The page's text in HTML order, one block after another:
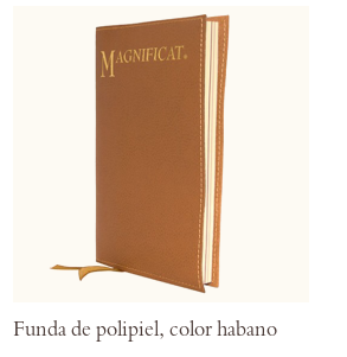
Funda de polipiel, color habano